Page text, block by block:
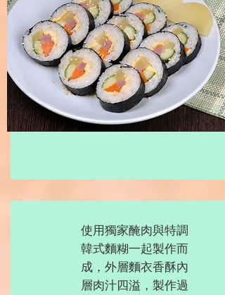
使用獨家醃肉與特調
韓式麵糊一起製作而
成，外層麵衣香酥內
層肉汁四溢，製作過